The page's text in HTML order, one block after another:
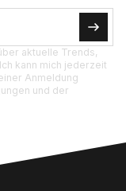
aktuelle Trends,
kann mich jederzeit
Anmeldung
und der